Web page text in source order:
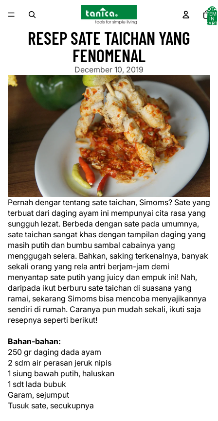
IN
RESEP SATE TAICHAN YANG
FENOMENAL
December 10, 2019
Pernah dengar tentang sate taichan, Simoms? Sate yang
terbuat dari daging ayam ini mempunyai cita rasa yang
sungguh lezat. Berbeda dengan sate pada umumnya,
sate taichan sangat khas dengan tampilan daging yang
masih putih dan bumbu sambal cabainya yang
menggugah selera. Bahkan, saking terkenalnya, banyak
sekali orang yang rela antri berjam-jam demi
menyantap sate putih yang juicy dan empuk ini! Nah,
daripada ikut berburu sate taichan di suasana yang
ramai, sekarang Simoms bisa mencoba menyajikannya
sendiri di rumah. Caranya pun mudah sekali, ikuti saja
resepnya seperti berikut!
Bahan-bahan:
250 gr daging dada ayam
2 sdm air perasan jeruk nipis
1 siung bawah putih, haluskan
1 sdt lada bubuk
Garam, sejumput
Tusuk sate, secukupnya